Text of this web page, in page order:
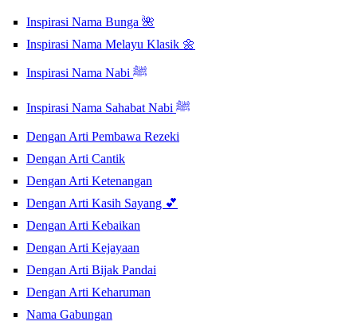
Inspirasi Nama Bunga 🌺
Inspirasi Nama Melayu Klasik 🌼
Inspirasi Nama Nabi ﷺ
Inspirasi Nama Sahabat Nabi ﷺ
Dengan Arti Pembawa Rezeki
Dengan Arti Cantik
Dengan Arti Ketenangan
Dengan Arti Kasih Sayang 💕
Dengan Arti Kebaikan
Dengan Arti Kejayaan
Dengan Arti Bijak Pandai
Dengan Arti Keharuman
Nama Gabungan